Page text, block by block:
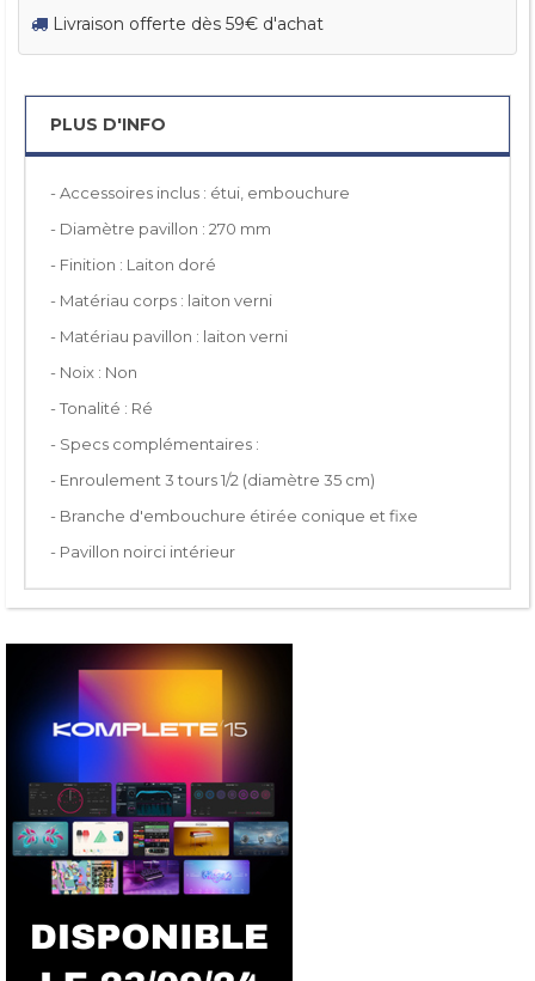
Livraison offerte dès 59€ d'achat
PLUS D'INFO
-Accessoires inclus : étui, embouchure
- Diamètre pavillon : 270 mm
- Finition : Laiton doré
- Matériau corps : laiton verni
- Matériau pavillon : laiton verni
- Noix : Non
- Tonalité : Ré
- Specs complémentaires :
- Enroulement 3 tours 1/2 (diamètre 35 cm)
- Branche d'embouchure étirée conique et fixe
- Pavillon noirci intérieur